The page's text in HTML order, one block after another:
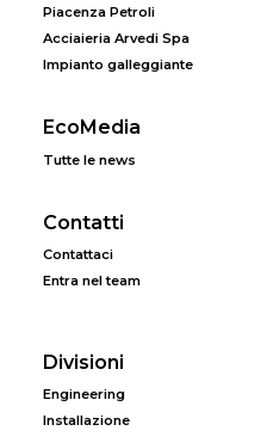
Piacenza Petroli
Acciaieria Arvedi Spa
Impianto galleggiante
EcoMedia
Tutte le news
Contatti
Contattaci
Entra nel team
Divisioni
Engineering
Installazione